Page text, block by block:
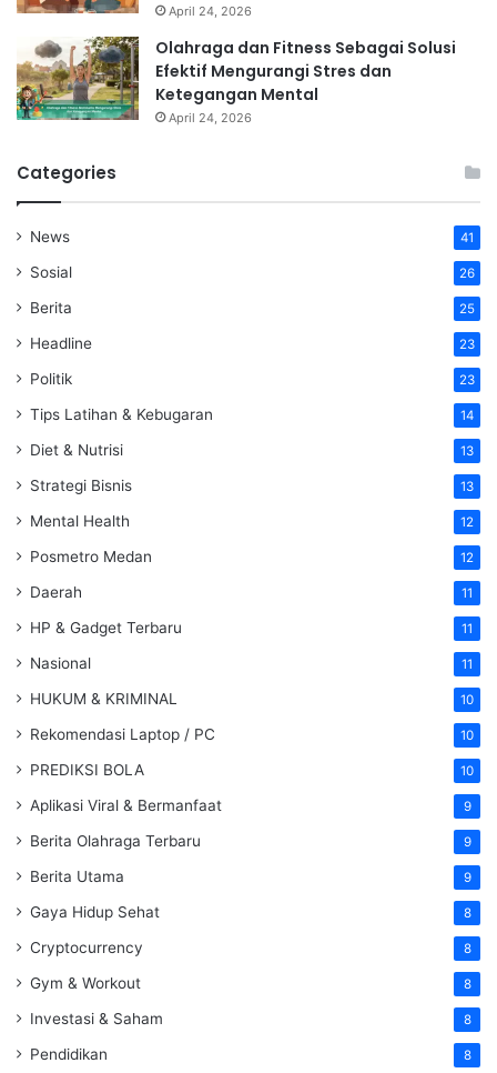
April 24, 2026
Olahraga dan Fitness Sebagai Solusi
Efektif Mengurangi Stres dan
Ketegangan Mental
April 24, 2026
Categories
News 41
Sosial 26
Berita 25
Headline 23
Politik 23
Tips Latihan & Kebugaran 14
Diet & Nutrisi 13
Strategi Bisnis 13
Mental Health 12
Posmetro Medan 12
Daerah 11
HP & Gadget Terbaru 11
Nasional 11
HUKUM & KRIMINAL 10
Rekomendasi Laptop / PC 10
PREDIKSI BOLA 10
Aplikasi Viral & Bermanfaat 9
Berita Olahraga Terbaru 9
Berita Utama 9
Gaya Hidup Sehat 8
Cryptocurrency 8
Gym & Workout 8
Investasi & Saham 8
Pendidikan 8